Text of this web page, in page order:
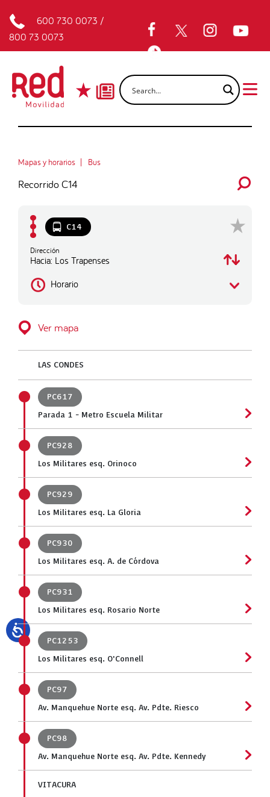
600 730 0073 /
800 73 0073
Mapas y horarios Bus
Recorrido C14
C14
Dirección
Hacia: Los Trapenses
Horario
Ver mapa
LAS CONDES
PC617
Parada 1 - Metro Escuela Militar
PC928
Los Militares esq. Orinoco
PC929
Los Militares esq. La Gloria
PC930
Los Militares esq. A. de Córdova
PC931
Los Militares esq. Rosario Norte
PC1253
Los Militares esq. O'Connell
PC97
Av. Manquehue Norte esq. Av. Pdte. Riesco
PC98
Av. Manquehue Norte esq. Av. Pdte. Kennedy
VITACURA